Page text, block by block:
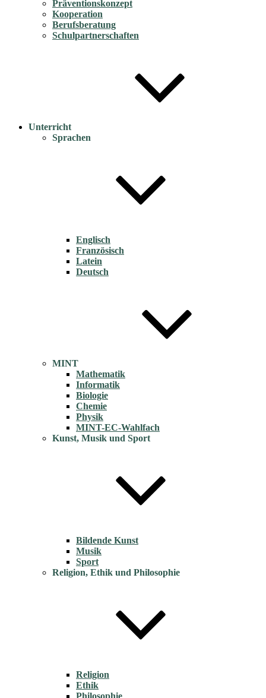
Präventionskonzept
Kooperation
Berufsberatung
Schulpartnerschaften
Unterricht
Sprachen
Englisch
Französisch
Latein
Deutsch
MINT
Mathematik
Informatik
Biologie
Chemie
Physik
MINT-EC-Wahlfach
Kunst, Musik und Sport
Bildende Kunst
Musik
Sport
Religion, Ethik und Philosophie
Religion
Ethik
Philosophie